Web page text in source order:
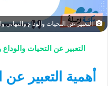
التعبير عن التحيات والوداع والتهاني
التعبير عن التحيات
أهمية التعبير عن